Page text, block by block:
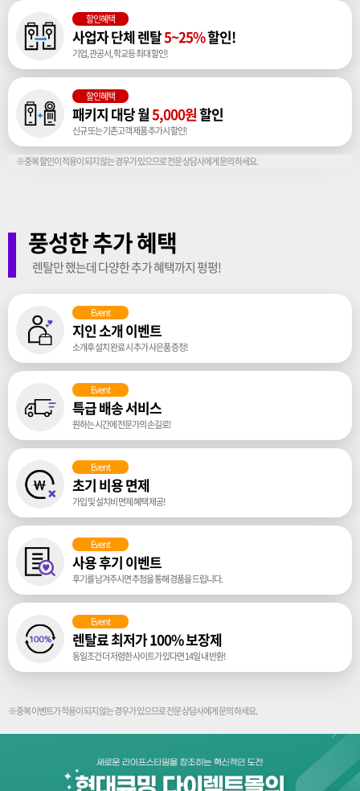
할인혜택
사업자 단체 렌탈5~25%할인!
기업, 관공서, 학교등 최대 할인!
할인혜택
패키지 대당 월5,000원할인
신규 또는 기존고객 제품 추가시 할인!
※중복 할인이 적용이 되지 않는 경우가 있으므로 전문 상담사에게 문의 하세요.
풍성한 추가 혜택
렌탈만 했는데 다양한 추가 혜택까지 펑펑!
Event
지인 소개 이벤트
소개후 설치 완료 시 추가 사은품 증정!
Event
특급 배송 서비스
원하는 시간에 전문가의 손길로!
Event
초기 비용 면제
가입 및 설치비 면제 혜택 제공!
Event
사용 후기 이벤트
후기를 남겨주시면 추첨을 통해 경품을 드립니다.
Event
렌탈료 최저가 100% 보장제
동일조건 더 저렴한 사이트가 있다면 14일 내 반환!
※중복 이벤트가 적용이 되지 않는 경우가 있으므로 전문 상담사에게 문의 하세요.